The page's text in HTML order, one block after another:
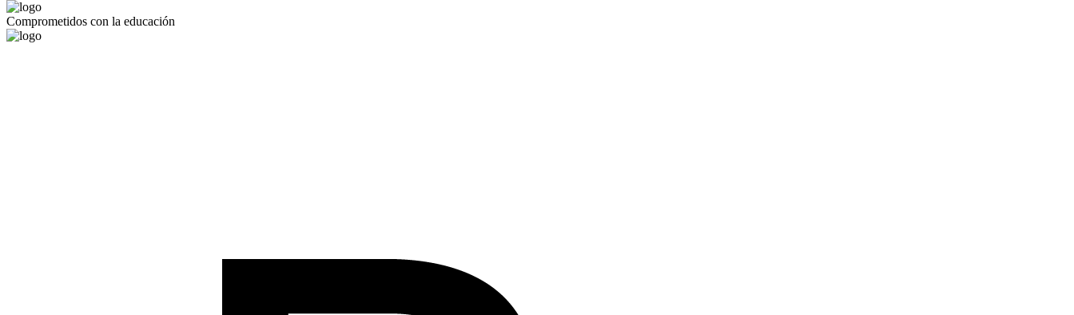
Comprometidos con la educación